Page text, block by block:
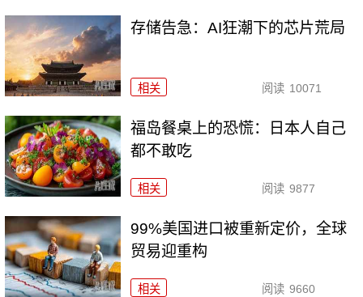
存储告急：AI狂潮下的芯片荒局
相关 阅读 10071
福岛餐桌上的恐慌：日本人自己
都不敢吃
相关 阅读 9877
99%美国进口被重新定价，全球
贸易迎重构
相关 阅读 9660